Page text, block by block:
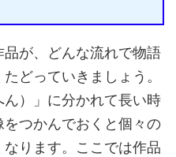
が、どんな流れで物語
どっていきましょう。
）」に分かれて長い時
つかんでおくと個々の
ります。ここでは作品